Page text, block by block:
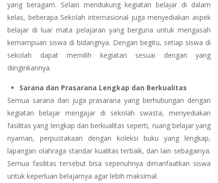
yang beragam. Selain mendukung kegiatan belajar di dalam
kelas, beberapa Sekolah internasional juga menyediakan aspek
belajar di luar mata pelajaran yang berguna untuk mengasah
kemampuan siswa di bidangnya. Dengan begitu, setiap siswa di
sekolah dapat memilih kegiatan sesuai dengan yang
diinginkannya.
Sarana dan Prasarana Lengkap dan Berkualitas
Semua sarana dan juga prasarana yang berhubungan dengan
kegiatan belajar mengajar di sekolah swasta, menyediakan
fasilitas yang lengkap dan berkualitas seperti, ruang belajar yang
nyaman, perpustakaan dengan koleksi buku yang lengkap,
lapangan olahraga standar kualitas terbaik, dan lain sebagainya.
Semua fasilitas tersebut bisa sepenuhnya dimanfaatkan siswa
untuk keperluan belajarnya agar lebih maksimal.